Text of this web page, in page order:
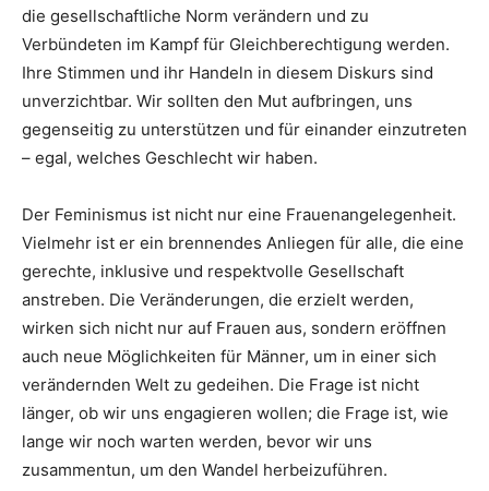
die gesellschaftliche Norm verändern und zu
Verbündeten im Kampf für Gleichberechtigung werden.
Ihre Stimmen und ihr Handeln in diesem Diskurs sind
unverzichtbar. Wir sollten den Mut aufbringen, uns
gegenseitig zu unterstützen und für einander einzutreten
– egal, welches Geschlecht wir haben.
Der Feminismus ist nicht nur eine Frauenangelegenheit.
Vielmehr ist er ein brennendes Anliegen für alle, die eine
gerechte, inklusive und respektvolle Gesellschaft
anstreben. Die Veränderungen, die erzielt werden,
wirken sich nicht nur auf Frauen aus, sondern eröffnen
auch neue Möglichkeiten für Männer, um in einer sich
verändernden Welt zu gedeihen. Die Frage ist nicht
länger, ob wir uns engagieren wollen; die Frage ist, wie
lange wir noch warten werden, bevor wir uns
zusammentun, um den Wandel herbeizuführen.